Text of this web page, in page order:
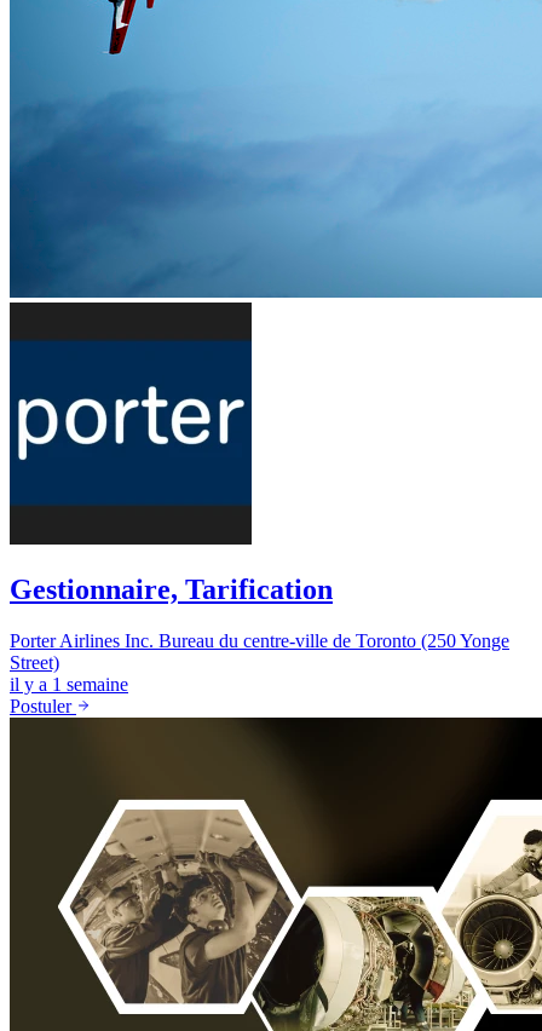
Gestionnaire, Tarification
Porter Airlines Inc. Bureau du centre-ville de Toronto (250 Yonge
Street)
il y a 1 semaine
Postuler